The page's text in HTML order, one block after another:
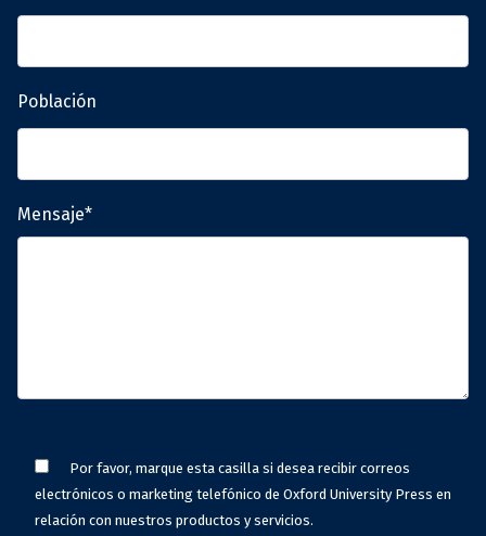
Población
Mensaje*
Por favor, marque esta casilla si desea recibir correos
electrónicos o marketing telefónico de Oxford University Press en
relación con nuestros productos y servicios.